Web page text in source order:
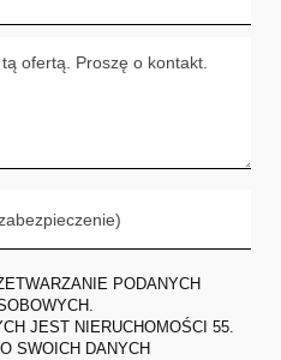
PODANYCH
JEST NIERUCHOMOŚCI 55.
SWOICH DANYCH